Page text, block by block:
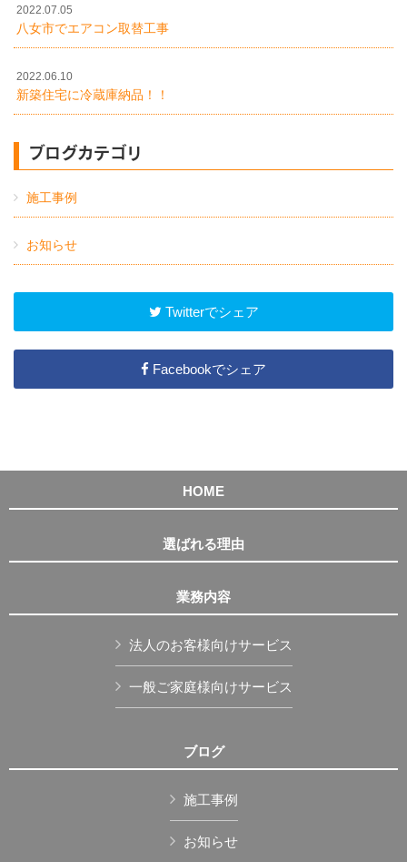
2022.07.05
八女市でエアコン取替工事
2022.06.10
新築住宅に冷蔵庫納品！！
ブログカテゴリ
施工事例
お知らせ
Twitterでシェア
Facebookでシェア
HOME
選ばれる理由
業務内容
法人のお客様向けサービス
一般ご家庭様向けサービス
ブログ
施工事例
お知らせ